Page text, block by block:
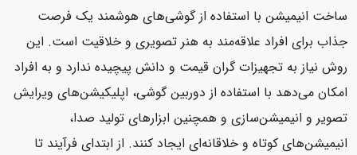
ساخت انیمیشن با استفاده از گوشی‌های هوشمند یک فرصت
جذاب برای افراد علاقه‌مند به هنر تصویری و خلاقیت است. این
روش نیاز به تجهیزات گران قیمت و دانش پیچیده ندارد و به افراد
امکان می‌دهد با استفاده از دوربین گوشی، اپلیکیشن‌های ویرایش
تصویر و انیمیشن‌سازی و همچنین ابزارهای تولید صدا،
انیمیشن‌های کوتاه و خلاقانه‌ای ایجاد کنند. از ابتدای فرآیند تا